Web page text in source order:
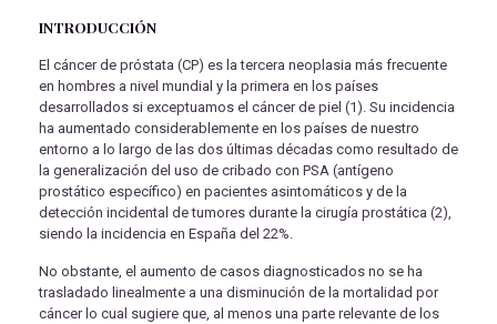
INTRODUCCIÓN
El cáncer de próstata (CP) es la tercera neoplasia más frecuente
en hombres a nivel mundial y la primera en los países
desarrollados si exceptuamos el cáncer de piel (1). Su incidencia
ha aumentado considerablemente en los países de nuestro
entorno a lo largo de las dos últimas décadas como resultado de
la generalización del uso de cribado con PSA (antígeno
prostático específico) en pacientes asintomáticos y de la
detección incidental de tumores durante la cirugía prostática (2),
siendo la incidencia en España del 22%.
No obstante, el aumento de casos diagnosticados no se ha
trasladado linealmente a una disminución de la mortalidad por
cáncer lo cual sugiere que, al menos una parte relevante de los